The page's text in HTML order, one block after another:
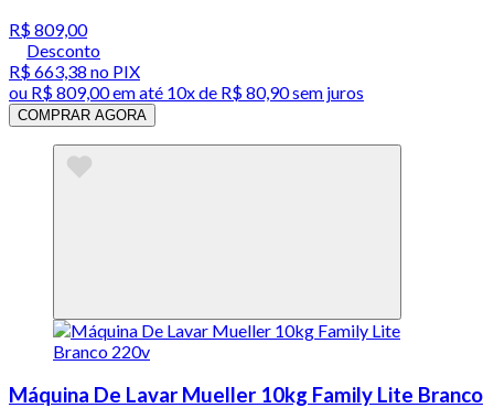
R$ 809,00
Desconto
R$ 663,38 no PIX
ou R$ 809,00em até 10x de R$ 80,90 sem juros
COMPRAR AGORA
Máquina De Lavar Mueller 10kg Family Lite Branco